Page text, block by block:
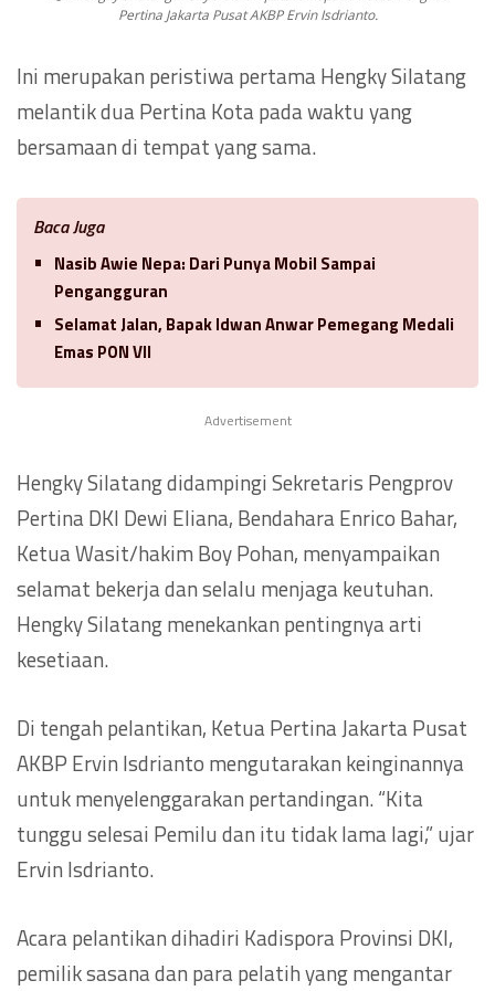
Pertina Jakarta Pusat AKBP Ervin Isdrianto.
Ini merupakan peristiwa pertama Hengky Silatang
melantik dua Pertina Kota pada waktu yang
bersamaan di tempat yang sama.
Baca Juga
Nasib Awie Nepa: Dari Punya Mobil Sampai
Pengangguran
Selamat Jalan, Bapak Idwan Anwar Pemegang Medali
Emas PON VII
Advertisement
Hengky Silatang didampingi Sekretaris Pengprov
Pertina DKI Dewi Eliana, Bendahara Enrico Bahar,
Ketua Wasit/hakim Boy Pohan, menyampaikan
selamat bekerja dan selalu menjaga keutuhan.
Hengky Silatang menekankan pentingnya arti
kesetiaan.
Di tengah pelantikan, Ketua Pertina Jakarta Pusat
AKBP Ervin Isdrianto mengutarakan keinginannya
untuk menyelenggarakan pertandingan. “Kita
tunggu selesai Pemilu dan itu tidak lama lagi,” ujar
Ervin Isdrianto.
Acara pelantikan dihadiri Kadispora Provinsi DKI,
pemilik sasana dan para pelatih yang mengantar